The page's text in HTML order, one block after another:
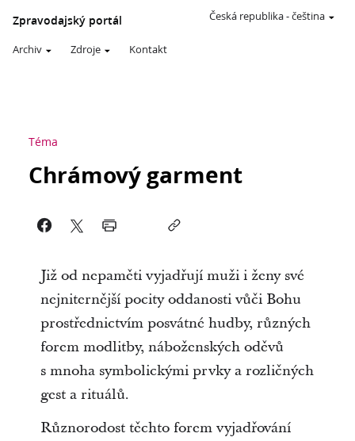
Zpravodajský portál
Archiv Zdroje Kontakt
Česká republika-čeština
Téma
Chrámový garment
Již od nepaměti vyjadřují muži i ženy své
nejniternější pocity oddanosti vůči Bohu
prostřednictvím posvátné hudby, různých
forem modlitby, náboženských oděvů
s mnoha symbolickými prvky a rozličných
gest a rituálů.
Různorodost těchto forem vyjadřování